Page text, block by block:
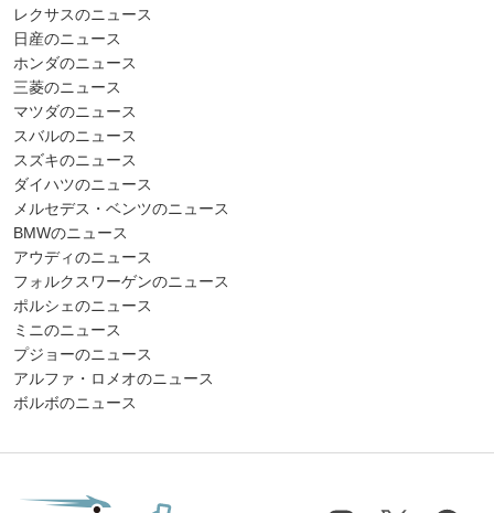
レクサスのニュース
日産のニュース
ホンダのニュース
三菱のニュース
マツダのニュース
スバルのニュース
スズキのニュース
ダイハツのニュース
メルセデス・ベンツのニュース
BMWのニュース
アウディのニュース
フォルクスワーゲンのニュース
ポルシェのニュース
ミニのニュース
プジョーのニュース
アルファ・ロメオのニュース
ボルボのニュース